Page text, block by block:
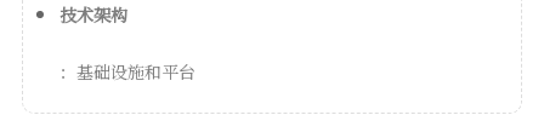
技术架构
：基础设施和平台